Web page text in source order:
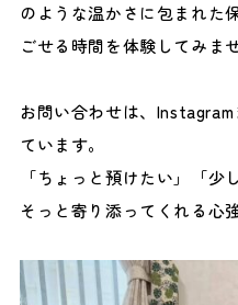
のような温かさに包まれた
ごせる時間を体験してみま
お問い合わせは、
ています。
「ちょっと預けたい」「
そっと寄り添ってくれる心